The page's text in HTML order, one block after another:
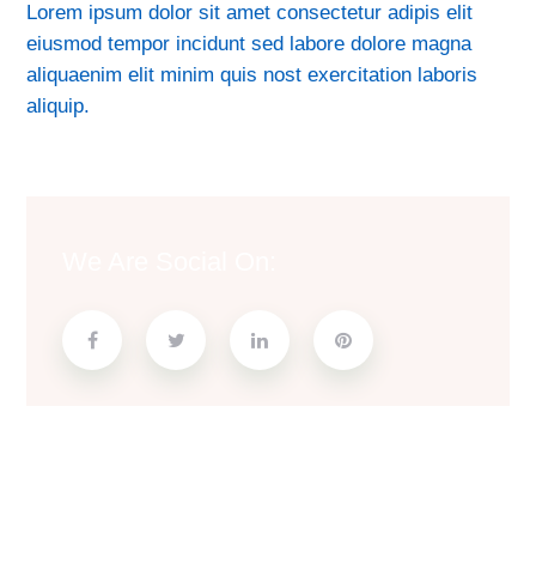
Lorem ipsum dolor sit amet consectetur adipis elit
eiusmod tempor incidunt sed labore dolore magna
aliquaenim elit minim quis nost exercitation laboris
aliquip.